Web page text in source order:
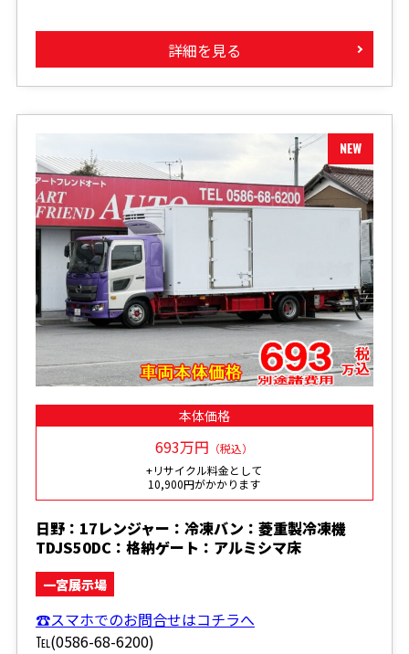
詳細を見る
本体価格
693万円 （税込）
+リサイクル料金として
10,900円がかかります
日野：17レンジャー：冷凍バン：菱重製冷凍機
TDJS50DC：格納ゲート：アルミシマ床
一宮展示場
☎スマホでのお問合せはコチラへ
℡(0586-68-6200)